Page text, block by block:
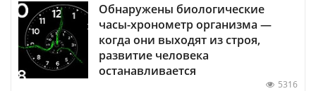
Обнаружены биологические
часы-хронометр организма —
когда они выходят из строя,
развитие человека
останавливается
5316